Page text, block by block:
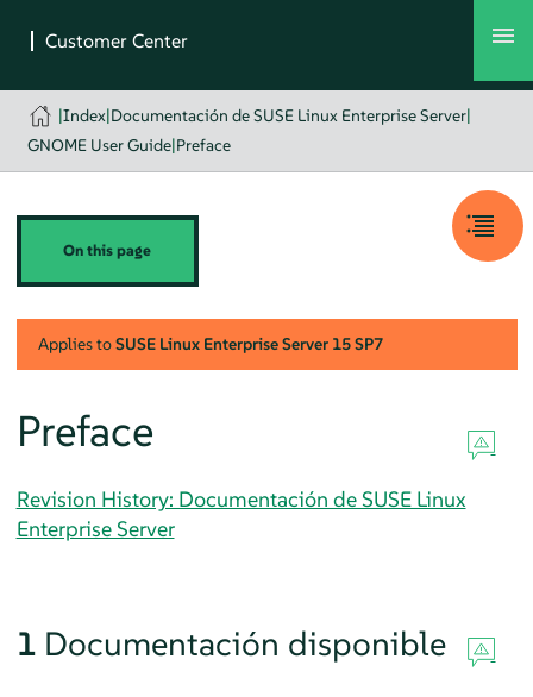
|Index|Documentación de SUSE Linux Enterprise Server|
GNOME User Guide|Preface
On this page
Applies toSUSE Linux Enterprise Server 15 SP7
Preface
Revision History: Documentación de SUSE Linux
Enterprise Server
1 Documentación disponible